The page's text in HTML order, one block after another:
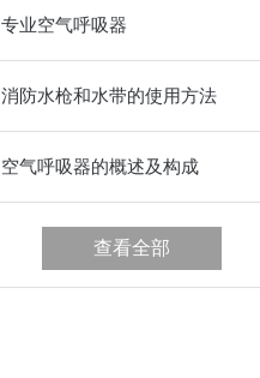
专业空气呼吸器
消防水枪和水带的使用方法
空气呼吸器的概述及构成
查看全部